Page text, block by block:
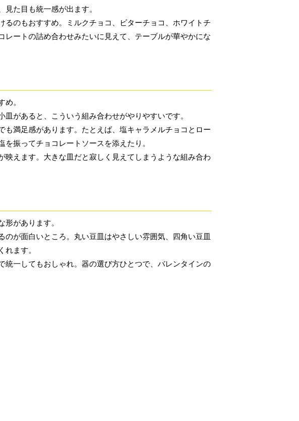
た目も統一感が出ます。
るのもおすすめ。ミルクチョコ、ビターチョコ、ホワイトチ
レートの詰め合わせみたいに見えて、テーブルが華やかにな
め。
があると、こういう組み合わせがやりやすいです。
満足感があります。たとえば、塩キャラメルチョコとロー
振ってチョコレートソースを添えたり。
えます。大きな皿だと寂しく見えてしまうような組み合わ
形があります。
が面白いところ。丸い豆皿はやさしい雰囲気、四角い豆皿
れます。
一してもおしゃれ。器の選び方ひとつで、バレンタインの